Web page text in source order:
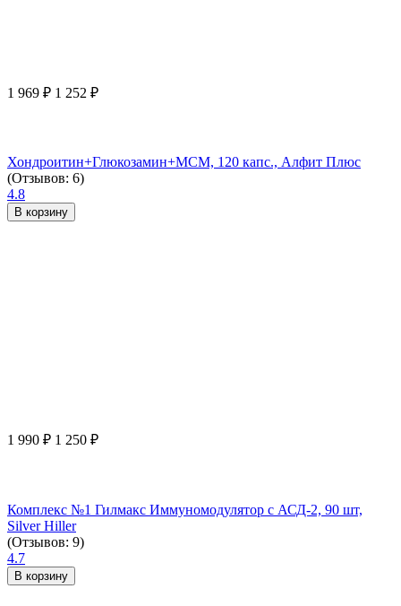
1 969 ₽ 1 252 ₽
Хондроитин+Глюкозамин+МСМ, 120 капс., Алфит Плюс
(Отзывов: 6)
4.8
В корзину
1 990 ₽ 1 250 ₽
Комплекс №1 Гилмакс Иммуномодулятор с АСД-2, 90 шт,
Silver Hiller
(Отзывов: 9)
4.7
В корзину